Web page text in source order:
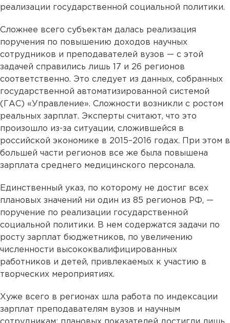
реализации государственной социальной политики.
Сложнее всего субъектам далась реализация
поручения по повышению доходов научных
сотрудников и преподавателей вузов — с этой
задачей справились лишь 17 и 26 регионов
соответственно. Это следует из данных, собранных
государственной автоматизированной системой
(ГАС) «Управление». Сложности возникли с ростом
реальных зарплат. Эксперты считают, что это
произошло из-за ситуации, сложившейся в
российской экономике в 2015–2016 годах. При этом в
большей части регионов все же была повышена
зарплата среднего медицинского персонала.
Единственный указ, по которому не достиг всех
плановых значений ни один из 85 регионов РФ, —
поручение по реализации государственной
социальной политики. В нем содержатся задачи по
росту зарплат бюджетников, по увеличению
численности высококвалифицированных
работников и детей, привлекаемых к участию в
творческих мероприятиях.
Хуже всего в регионах шла работа по индексации
зарплат преподавателям вузов и научным